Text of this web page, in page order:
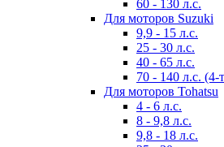
60 - 130 л.с.
Для моторов Suzuki
9,9 - 15 л.с.
25 - 30 л.с.
40 - 65 л.с.
70 - 140 л.с. (4-
Для моторов Tohatsu
4 - 6 л.с.
8 - 9,8 л.с.
9,8 - 18 л.с.